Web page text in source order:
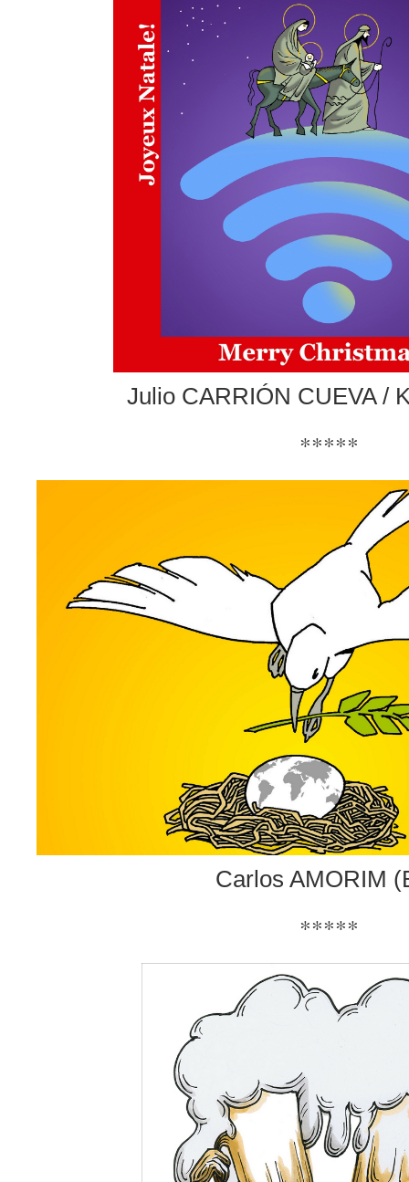
Julio CARRIÓN CUEVA /
*****
Carlos AMORIM
*****